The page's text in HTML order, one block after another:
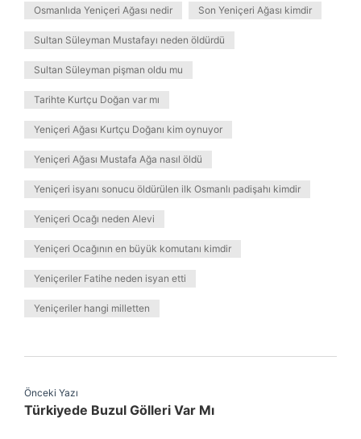
Osmanlıda Yeniçeri Ağası nedir Son Yeniçeri Ağası kimdir
Sultan Süleyman Mustafayı neden öldürdü
Sultan Süleyman pişman oldu mu
Tarihte Kurtçu Doğan var mı
Yeniçeri Ağası Kurtçu Doğanı kim oynuyor
Yeniçeri Ağası Mustafa Ağa nasıl öldü
Yeniçeri isyanı sonucu öldürülen ilk Osmanlı padişahı kimdir
Yeniçeri Ocağı neden Alevi
Yeniçeri Ocağının en büyük komutanı kimdir
Yeniçeriler Fatihe neden isyan etti
Yeniçeriler hangi milletten
Önceki Yazı
Türkiyede Buzul Gölleri Var Mı